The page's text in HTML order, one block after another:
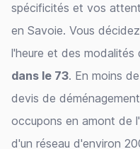
spécificités et vos
en Savoie. Vous
l'heure et des modalités
dans le 73. En moins
devis de
occupons en amont de
d'un réseau d'environ